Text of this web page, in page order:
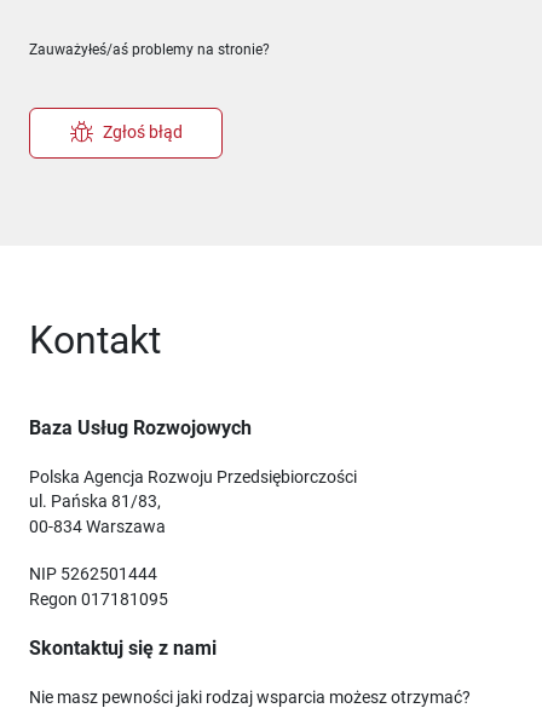
Zauważyłeś/aś problemy na stronie?
Zgłoś błąd
Kontakt
Baza Usług Rozwojowych
Polska Agencja Rozwoju Przedsiębiorczości
ul. Pańska 81/83,
00-834 Warszawa
NIP 5262501444
Regon 017181095
Skontaktuj się z nami
Nie masz pewności jaki rodzaj wsparcia możesz otrzymać?